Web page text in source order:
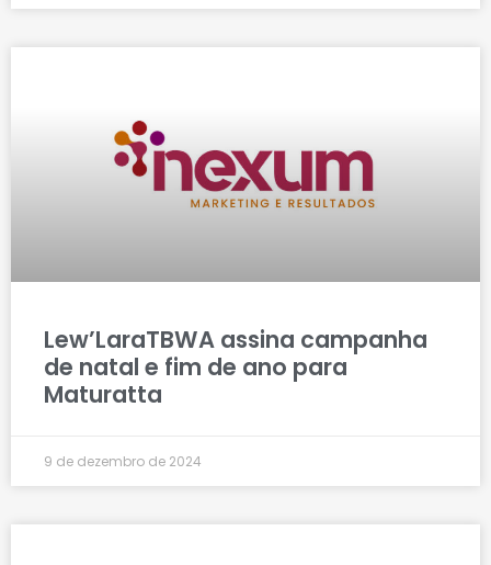
Lew’LaraTBWA assina campanha
de natal e fim de ano para
Maturatta
9 de dezembro de 2024